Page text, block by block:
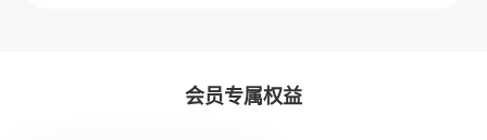
会员专属权益